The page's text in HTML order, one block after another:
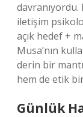
iletişim
açık hedef +
Musa’nın
derin bir
hem de etik
Günlük